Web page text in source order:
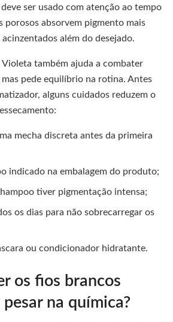
ser usado com atenção ao tempo
porosos absorvem pigmento mais
além do desejado.
também ajuda a combater
pede equilíbrio na rotina. Antes
alguns cuidados reduzem o
mecha discreta antes da primeira
indicado na embalagem do produto;
tiver pigmentação intensa;
os dias para não sobrecarregar os
ou condicionador hidratante.
os fios brancos
na química?